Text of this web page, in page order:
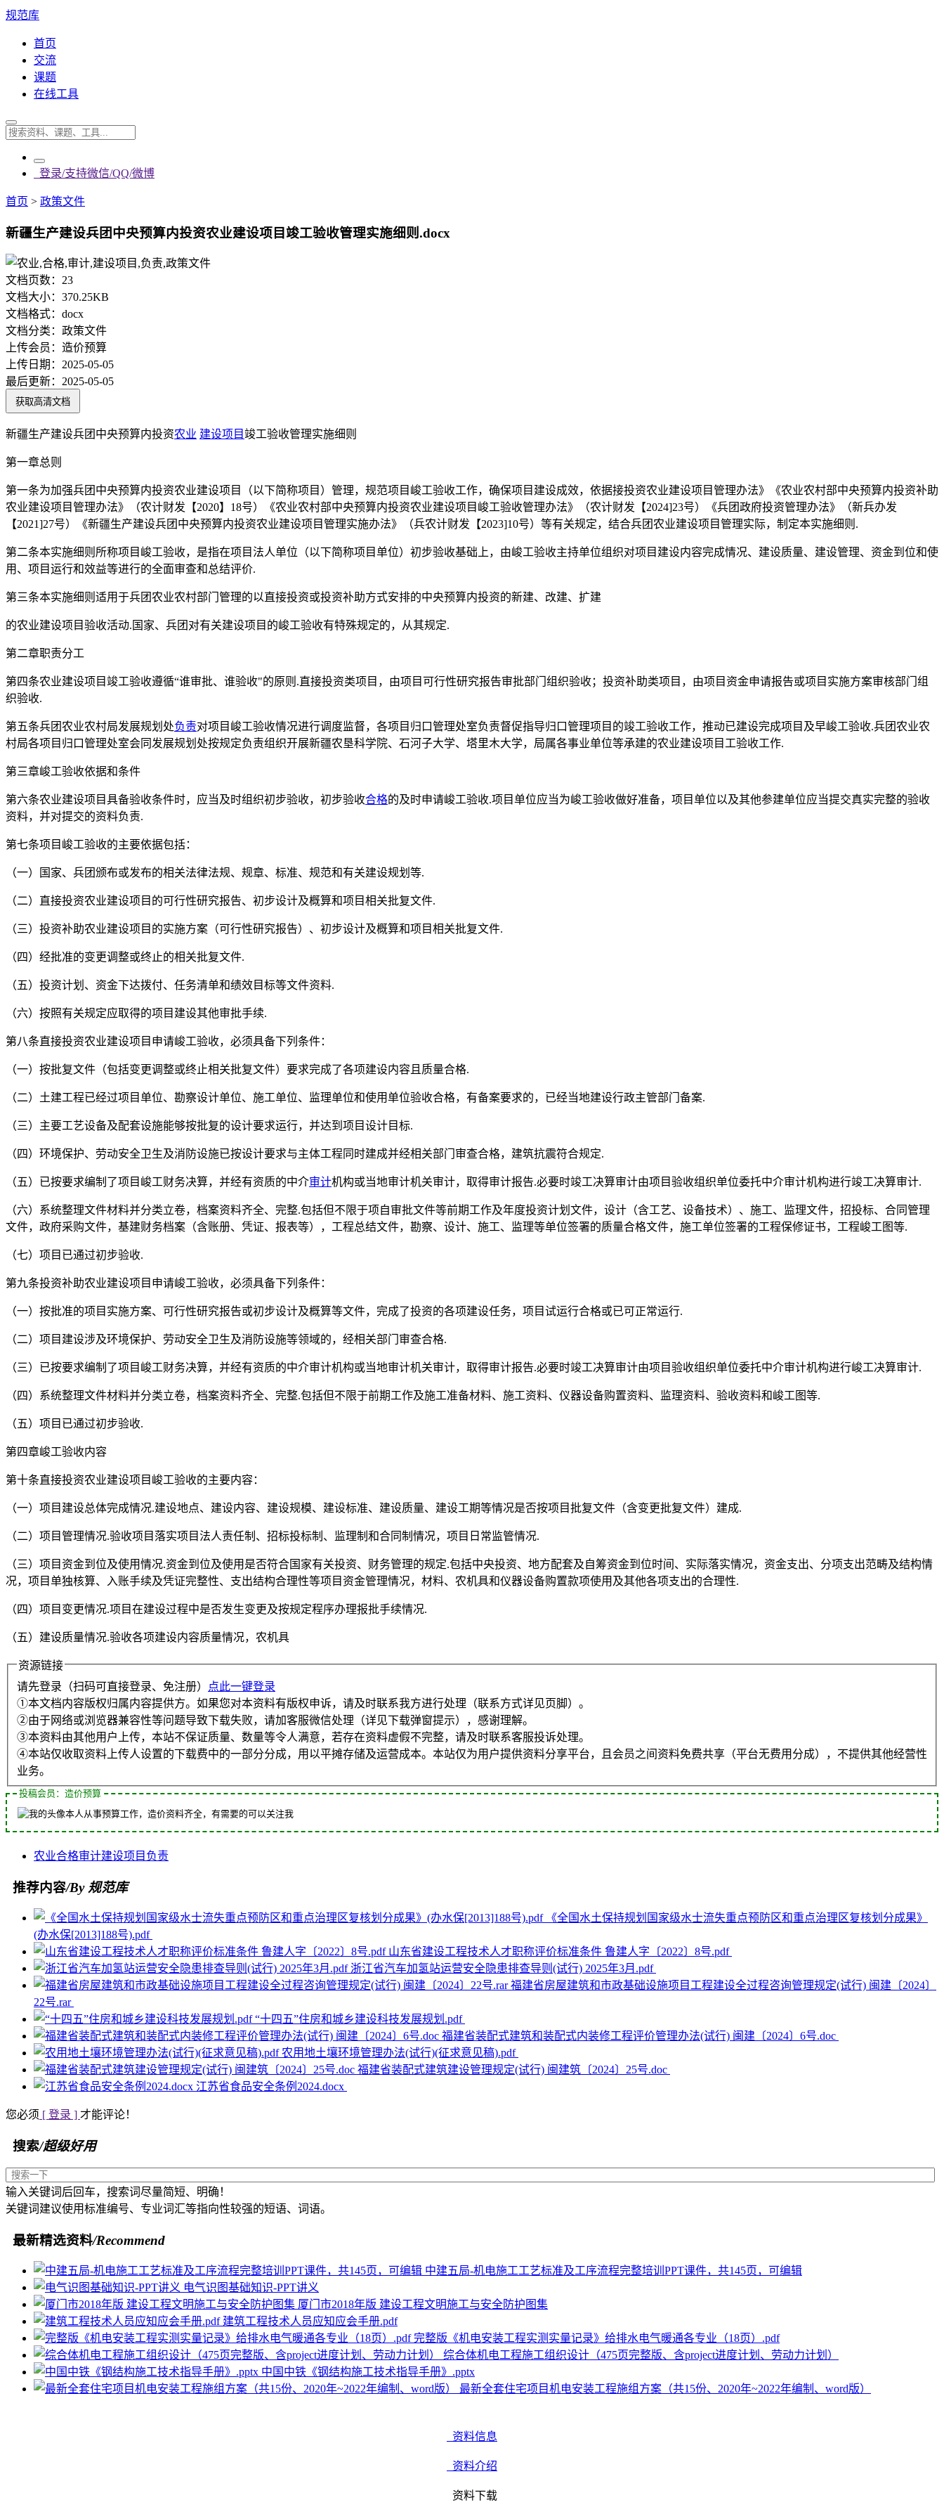
规范库
首页
交流
课题
在线工具
登录/支持微信/QQ/微博
首页 > 政策文件
新疆生产建设兵团中央预算内投资农业建设项目竣工验收管理实施细则.docx
文档页数： 23
文档大小： 370.25KB
文档格式： docx
文档分类： 政策文件
上传会员： 造价预算
上传日期： 2025-05-05
最后更新： 2025-05-05
获取高清文档
新疆生产建设兵团中央预算内投资农业 建设项目竣工验收管理实施细则
第一章总则
第一条为加强兵团中央预算内投资农业建设项目（以下简称项目）管理，规范项目峻工验收工作，确保项目建设成效，依据接投资农业建设项目管理办法》《农业农村部中央预算内投资补助
农业建设项目管理办法》（农计财发【2020】18号）《农业农村部中央预算内投资农业建设项目峻工验收管理办法》（农计财发【2024]23号）《兵团政府投资管理办法》（新兵办发
【2021]27号）《新疆生产建设兵团中央预算内投资农业建设项目管理实施办法》（兵农计财发【2023]10号）等有关规定，结合兵团农业建设项目管理实际，制定本实施细则.
第二条本实施细则所称项目峻工验收，是指在项目法人单位（以下简称项目单位）初步验收基础上，由峻工验收主持单位组织对项目建设内容完成情况、建设质量、建设管理、资金到位和使
用、项目运行和效益等进行的全面审查和总结评价.
第三条本实施细则适用于兵团农业农村部门管理的以直接投资或投资补助方式安排的中央预算内投资的新建、改建、扩建
的农业建设项目验收活动.国家、兵团对有关建设项目的峻工验收有特殊规定的，从其规定.
第二章职责分工
第四条农业建设项目竣工验收遵循“谁审批、谁验收"的原则.直接投资类项目，由项目可行性研究报告审批部门组织验收；投资补助类项目，由项目资金申请报告或项目实施方案审核部门组
织验收.
第五条兵团农业农村局发展规划处负责对项目峻工验收情况进行调度监督，各项目归口管理处室负责督促指导归口管理项目的竣工验收工作，推动已建设完成项目及早峻工验收.兵团农业农
村局各项目归口管理处室会同发展规划处按规定负责组织开展新疆农垦科学院、石河子大学、塔里木大学，局属各事业单位等承建的农业建设项目工验收工作.
第三章峻工验收依据和条件
第六条农业建设项目具备验收条件时，应当及时组织初步验收，初步验收合格的及时申请峻工验收.项目单位应当为峻工验收做好准备，项目单位以及其他参建单位应当提交真实完整的验收
资料，并对提交的资料负责.
第七条项目峻工验收的主要依据包括：
（一）国家、兵团颁布或发布的相关法律法规、规章、标准、规范和有关建设规划等.
（二）直接投资农业建设项目的可行性研究报告、初步设计及概算和项目相关批复文件.
（三）投资补助农业建设项目的实施方案（可行性研究报告）、初步设计及概算和项目相关批复文件.
（四）经批准的变更调整或终止的相关批复文件.
（五）投资计划、资金下达拨付、任务清单和绩效目标等文件资料.
（六）按照有关规定应取得的项目建设其他审批手续.
第八条直接投资农业建设项目申请峻工验收，必须具备下列条件：
（一）按批复文件（包括变更调整或终止相关批复文件）要求完成了各项建设内容且质量合格.
（二）土建工程已经过项目单位、勘察设计单位、施工单位、监理单位和使用单位验收合格，有备案要求的，已经当地建设行政主管部门备案.
（三）主要工艺设备及配套设施能够按批复的设计要求运行，并达到项目设计目标.
（四）环境保护、劳动安全卫生及消防设施已按设计要求与主体工程同时建成并经相关部门审查合格，建筑抗震符合规定.
（五）已按要求编制了项目峻工财务决算，并经有资质的中介审计机构或当地审计机关审计，取得审计报告.必要时竣工决算审计由项目验收组织单位委托中介审计机构进行竣工决算审计.
（六）系统整理文件材料并分类立卷，档案资料齐全、完整.包括但不限于项自审批文件等前期工作及年度投资计划文件，设计（含工艺、设备技术）、施工、监理文件，招投标、合同管理
文件，政府采购文件，基建财务档案（含账册、凭证、报表等），工程总结文件，勘察、设计、施工、监理等单位签署的质量合格文件，施工单位签署的工程保修证书，工程峻工图等.
（七）项目已通过初步验收.
第九条投资补助农业建设项目申请峻工验收，必须具备下列条件：
（一）按批准的项目实施方案、可行性研究报告或初步设计及概算等文件，完成了投资的各项建设任务，项目试运行合格或已可正常运行.
（二）项目建设涉及环境保护、劳动安全卫生及消防设施等领域的，经相关部门审查合格.
（三）已按要求编制了项目峻工财务决算，并经有资质的中介审计机构或当地审计机关审计，取得审计报告.必要时竣工决算审计由项目验收组织单位委托中介审计机构进行峻工决算审计.
（四）系统整理文件材料并分类立卷，档案资料齐全、完整.包括但不限于前期工作及施工准备材料、施工资料、仪器设备购置资料、监理资料、验收资料和峻工图等.
（五）项目已通过初步验收.
第四章峻工验收内容
第十条直接投资农业建设项目峻工验收的主要内容：
（一）项目建设总体完成情况.建设地点、建设内容、建设规模、建设标准、建设质量、建设工期等情况是否按项目批复文件（含变更批复文件）建成.
（二）项目管理情况.验收项目落实项目法人责任制、招标投标制、监理制和合同制情况，项目日常监管情况.
（三）项目资金到位及使用情况.资金到位及使用是否符合国家有关投资、财务管理的规定.包括中央投资、地方配套及自筹资金到位时间、实际落实情况，资金支出、分项支出范畴及结构情
况，项目单独核算、入账手续及凭证完整性、支出结构合理性等项目资金管理情况，材料、农机具和仪器设备购置款项使用及其他各项支出的合理性.
（四）项目变更情况.项目在建设过程中是否发生变更及按规定程序办理报批手续情况.
（五）建设质量情况.验收各项建设内容质量情况，农机具
资源链接
请先登录（扫码可直接登录、免注册）
点此一键登录
①本文档内容版权归属内容提供方。如果您对本资料有版权申诉，请及时联系我方进行处理（联系方式详见页脚）。
②由于网络或浏览器兼容性等问题导致下载失败，请加客服微信处理（详见下载弹窗提示），感谢理解。
③本资料由其他用户上传，本站不保证质量、数量等令人满意，若存在资料虚假不完整，请及时联系客服投诉处理。
④本站仅收取资料上传人设置的下载费中的一部分分成，用以平摊存储及运营成本。本站仅为用户提供资料分享平台，且会员之间资料免费共享（平台无费用分成），不提供其他经营性
业务。
投稿会员：造价预算
本人从事预算工作，造价资料齐全，有需要的可以关注我
农业合格审计建设项目 负责
推荐内容/By 规范库
《全国水土保持规划国家级水士流失重点预防区和重点治理区复核划分成果》
(办水保[2013]188号).pdf
山东省建设工程技术人才职称评价标准条件 鲁建人字〔2022〕8号.pdf
浙江省汽车加氢站运营安全隐患排查导则(试行) 2025年3月.pdf
福建省房屋建筑和市政基础设施项目工程建设全过程咨询管理规定(试行) 闽建〔2024〕
22号.rar
“十四五”住房和城乡建设科技发展规划.pdf
福建省装配式建筑和装配式内装修工程评价管理办法(试行) 闽建〔2024〕6号.doc
农用地土壤环境管理办法(试行)(征求意见稿).pdf
福建省装配式建筑建设管理规定(试行) 闽建筑〔2024〕25号.doc
江苏省食品安全条例2024.docx
您必须 [ 登录 ] 才能评论！
搜索/超级好用
输入关键词后回车，搜索词尽量简短、明确！
关键词建议使用标准编号、专业词汇等指向性较强的短语、词语。
最新精选资料/Recommend
中建五局-机电施工工艺标准及工序流程完整培训PPT课件，共145页，可编辑
电气识图基础知识-PPT讲义
厦门市2018年版 建设工程文明施工与安全防护图集
建筑工程技术人员应知应会手册.pdf
完整版《机电安装工程实测实量记录》给排水电气暖通各专业（18页）.pdf
综合体机电工程施工组织设计（475页完整版、含project进度计划、劳动力计划）
中国中铁《钢结构施工技术指导手册》.pptx
最新全套住宅项目机电安装工程施组方案（共15份、2020年~2022年编制、word版）
资料信息
资料介绍
资料下载